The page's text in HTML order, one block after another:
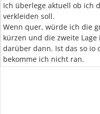
Ich überlege aktuell ob ich
verkleiden soll.
Wenn quer, würde ich die
kürzen und die zweite
darüber dann. Ist das so io
bekomme ich nicht ran.